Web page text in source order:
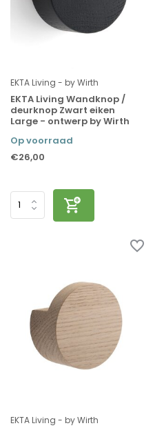
EKTA Living - by Wirth
EKTA Living Wandknop /
deurknop Zwart eiken
Large - ontwerp by Wirth
Op voorraad
€26,00
EKTA Living - by Wirth